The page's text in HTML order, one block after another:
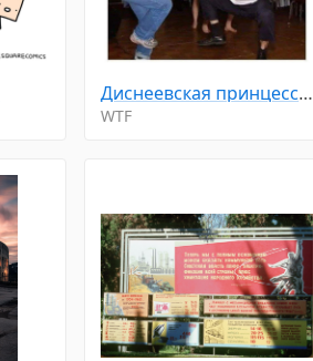
Диснеевская принцесса: начинает петь. Случайные животные повсюду.
WTF